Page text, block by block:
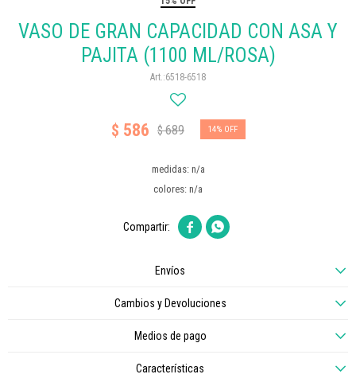
VASO DE GRAN CAPACIDAD CON ASA Y
PAJITA (1100 ML/ROSA)
6518-6518
$ 586 $689 14
medidas: n/a
colores: n/a
 
Envíos
Cambios y Devoluciones
Medios de pago
Características